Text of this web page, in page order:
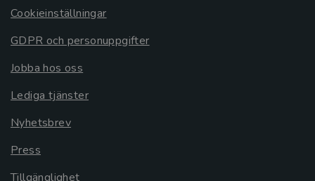
Cookieinställningar
GDPR och personuppgifter
Jobba hos oss
Lediga tjänster
Nyhetsbrev
Press
Tillgänglighet